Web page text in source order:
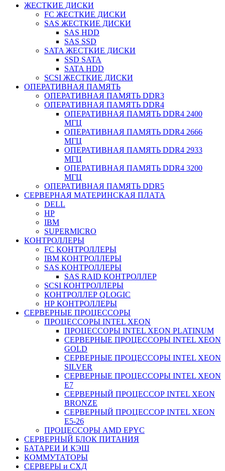
ЖЕСТКИЕ ДИСКИ
FC ЖЕСТКИЕ ДИСКИ
SAS ЖЕСТКИЕ ДИСКИ
SAS HDD
SAS SSD
SATA ЖЕСТКИЕ ДИСКИ
SSD SATA
SATA HDD
SCSI ЖЕСТКИЕ ДИСКИ
ОПЕРАТИВНАЯ ПАМЯТЬ
ОПЕРАТИВНАЯ ПАМЯТЬ DDR3
ОПЕРАТИВНАЯ ПАМЯТЬ DDR4
ОПЕРАТИВНАЯ ПАМЯТЬ DDR4 2400
МГЦ
ОПЕРАТИВНАЯ ПАМЯТЬ DDR4 2666
МГЦ
ОПЕРАТИВНАЯ ПАМЯТЬ DDR4 2933
МГЦ
ОПЕРАТИВНАЯ ПАМЯТЬ DDR4 3200
МГЦ
ОПЕРАТИВНАЯ ПАМЯТЬ DDR5
СЕРВЕРНАЯ МАТЕРИНСКАЯ ПЛАТА
DELL
HP
IBM
SUPERMICRO
КОНТРОЛЛЕРЫ
FC КОНТРОЛЛЕРЫ
IBM КОНТРОЛЛЕРЫ
SAS КОНТРОЛЛЕРЫ
SAS RAID КОНТРОЛЛЕР
SCSI КОНТРОЛЛЕРЫ
КОНТРОЛЛЕР QLOGIC
НР КОНТРОЛЛЕРЫ
СЕРВЕРНЫЕ ПРОЦЕССОРЫ
ПРОЦЕССОРЫ INTEL XEON
ПРОЦЕССОРЫ INTEL XEON PLATINUM
СЕРВЕРНЫЕ ПРОЦЕССОРЫ INTEL XEON
GOLD
СЕРВЕРНЫЕ ПРОЦЕССОРЫ INTEL XEON
SILVER
СЕРВЕРНЫЕ ПРОЦЕССОРЫ INTEL XEON
Е7
СЕРВЕРНЫЙ ПРОЦЕССОР INTEL XEON
BRONZE
СЕРВЕРНЫЙ ПРОЦЕССОР INTEL XEON
Е5-26
ПРОЦЕССОРЫ AMD EPYC
СЕРВЕРНЫЙ БЛОК ПИТАНИЯ
БАТАРЕИ И КЭШ
КОММУТАТОРЫ
СЕРВЕРЫ и СХД